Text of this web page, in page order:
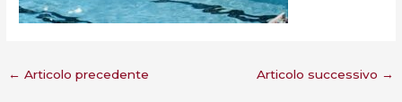
← Articolo precedente Articolo successivo →